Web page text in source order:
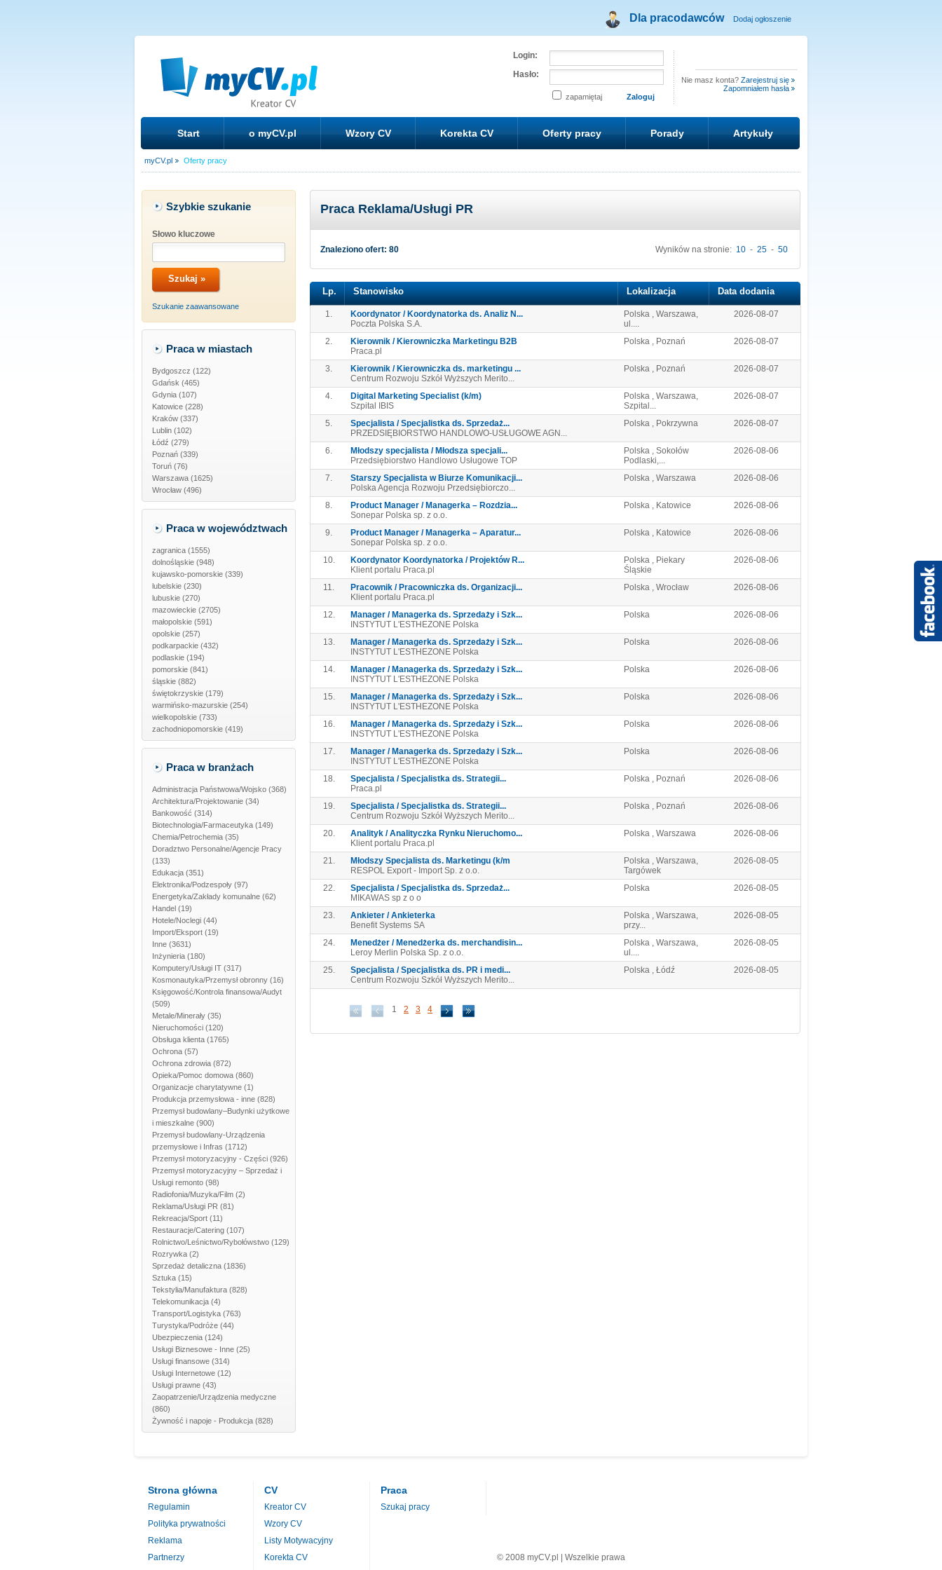
Dla pracodawców Dodaj ogłoszenie
Login:
Hasło:
zapamiętaj
Nie masz konta? Zarejestruj się
Zapomniałem hasła
Start o myCV.pl Wzory CV Korekta CV Oferty pracy Porady Artykuły
myCV.pl Oferty pracy
Szybkie szukanie
Słowo kluczowe
Szukanie zaawansowane
Praca w miastach
Bydgoszcz (122)
Gdańsk (465)
Gdynia (107)
Katowice (228)
Kraków (337)
Lublin (102)
Łódź (279)
Poznań (339)
Toruń (76)
Warszawa (1625)
Wrocław (496)
Praca w województwach
zagranica (1555)
dolnośląskie (948)
kujawsko-pomorskie (339)
lubelskie (230)
lubuskie (270)
mazowieckie (2705)
małopolskie (591)
opolskie (257)
podkarpackie (432)
podlaskie (194)
pomorskie (841)
śląskie (882)
świętokrzyskie (179)
warmińsko-mazurskie (254)
wielkopolskie (733)
zachodniopomorskie (419)
Praca w branżach
Administracja Państwowa/Wojsko (368)
Architektura/Projektowanie (34)
Bankowość (314)
Biotechnologia/Farmaceutyka (149)
Chemia/Petrochemia (35)
Doradztwo Personalne/Agencje Pracy
(133)
Edukacja (351)
Elektronika/Podzespoły (97)
Energetyka/Zakłady komunalne (62)
Handel (19)
Hotele/Noclegi (44)
Import/Eksport (19)
Inne (3631)
Inżynieria (180)
Komputery/Usługi IT (317)
Kosmonautyka/Przemysł obronny (16)
Księgowość/Kontrola finansowa/Audyt
(509)
Metale/Minerały (35)
Nieruchomości (120)
Obsługa klienta (1765)
Ochrona (57)
Ochrona zdrowia (872)
Opieka/Pomoc domowa (860)
Organizacje charytatywne (1)
Produkcja przemysłowa - inne (828)
Przemysł budowlany–Budynki użytkowe
i mieszkalne (900)
Przemysł budowlany-Urządzenia
przemysłowe i Infras (1712)
Przemysł motoryzacyjny - Części (926)
Przemysł motoryzacyjny – Sprzedaż i
Usługi remonto (98)
Radiofonia/Muzyka/Film (2)
Reklama/Usługi PR (81)
Rekreacja/Sport (11)
Restauracje/Catering (107)
Rolnictwo/Leśnictwo/Rybołówstwo (129)
Rozrywka (2)
Sprzedaż detaliczna (1836)
Sztuka (15)
Tekstylia/Manufaktura (828)
Telekomunikacja (4)
Transport/Logistyka (763)
Turystyka/Podróże (44)
Ubezpieczenia (124)
Usługi Biznesowe - Inne (25)
Usługi finansowe (314)
Usługi Internetowe (12)
Usługi prawne (43)
Zaopatrzenie/Urządzenia medyczne
(860)
Żywność i napoje - Produkcja (828)
Praca Reklama/Usługi PR
Znaleziono ofert: 80 Wyników na stronie: 10 - 25 - 50
Lp. Stanowisko Lokalizacja Data dodania
1.
Koordynator / Koordynatorka ds. Analiz N...
Poczta Polska S.A.
Polska , Warszawa,
ul....
2026-08-07
2.
Kierownik / Kierowniczka Marketingu B2B
Praca.pl
Polska , Poznań 2026-08-07
3.
Kierownik / Kierowniczka ds. marketingu ...
Centrum Rozwoju Szkół Wyższych Merito...
Polska , Poznań 2026-08-07
4.
Digital Marketing Specialist (k/m)
Szpital IBIS
Polska , Warszawa,
Szpital...
2026-08-07
5.
Specjalista / Specjalistka ds. Sprzedaż...
PRZEDSIĘBIORSTWO HANDLOWO-USŁUGOWE AGN...
Polska , Pokrzywna 2026-08-07
6.
Młodszy specjalista / Młodsza specjali...
Przedsiębiorstwo Handlowo Usługowe TOP
Polska , Sokołów
Podlaski,...
2026-08-06
7.
Starszy Specjalista w Biurze Komunikacji...
Polska Agencja Rozwoju Przedsiębiorczo...
Polska , Warszawa 2026-08-06
8.
Product Manager / Managerka – Rozdzia...
Sonepar Polska sp. z o.o.
Polska , Katowice 2026-08-06
9.
Product Manager / Managerka – Aparatur...
Sonepar Polska sp. z o.o.
Polska , Katowice 2026-08-06
10.
Koordynator Koordynatorka / Projektów R...
Klient portalu Praca.pl
Polska , Piekary
Śląskie
2026-08-06
11.
Pracownik / Pracowniczka ds. Organizacji...
Klient portalu Praca.pl
Polska , Wrocław 2026-08-06
12.
Manager / Managerka ds. Sprzedaży i Szk...
INSTYTUT L'ESTHEZONE Polska
Polska 2026-08-06
13.
Manager / Managerka ds. Sprzedaży i Szk...
INSTYTUT L'ESTHEZONE Polska
Polska 2026-08-06
14.
Manager / Managerka ds. Sprzedaży i Szk...
INSTYTUT L'ESTHEZONE Polska
Polska 2026-08-06
15.
Manager / Managerka ds. Sprzedaży i Szk...
INSTYTUT L'ESTHEZONE Polska
Polska 2026-08-06
16.
Manager / Managerka ds. Sprzedaży i Szk...
INSTYTUT L'ESTHEZONE Polska
Polska 2026-08-06
17.
Manager / Managerka ds. Sprzedaży i Szk...
INSTYTUT L'ESTHEZONE Polska
Polska 2026-08-06
18.
Specjalista / Specjalistka ds. Strategii...
Praca.pl
Polska , Poznań 2026-08-06
19.
Specjalista / Specjalistka ds. Strategii...
Centrum Rozwoju Szkół Wyższych Merito...
Polska , Poznań 2026-08-06
20.
Analityk / Analityczka Rynku Nieruchomo...
Klient portalu Praca.pl
Polska , Warszawa 2026-08-06
21.
Młodszy Specjalista ds. Marketingu (k/m
RESPOL Export - Import Sp. z o.o.
Polska , Warszawa,
Targówek
2026-08-05
22.
Specjalista / Specjalistka ds. Sprzedaż...
MIKAWAS sp z o o
Polska 2026-08-05
23.
Ankieter / Ankieterka
Benefit Systems SA
Polska , Warszawa,
przy...
2026-08-05
24.
Menedżer / Menedżerka ds. merchandisin...
Leroy Merlin Polska Sp. z o.o.
Polska , Warszawa,
ul....
2026-08-05
25.
Specjalista / Specjalistka ds. PR i medi...
Centrum Rozwoju Szkół Wyższych Merito...
Polska , Łódź 2026-08-05
1 2 3 4
Strona główna
Regulamin
Polityka prywatności
Reklama
Partnerzy
CV
Kreator CV
Wzory CV
Listy Motywacyjny
Korekta CV
Praca
Szukaj pracy
© 2008 myCV.pl | Wszelkie prawa